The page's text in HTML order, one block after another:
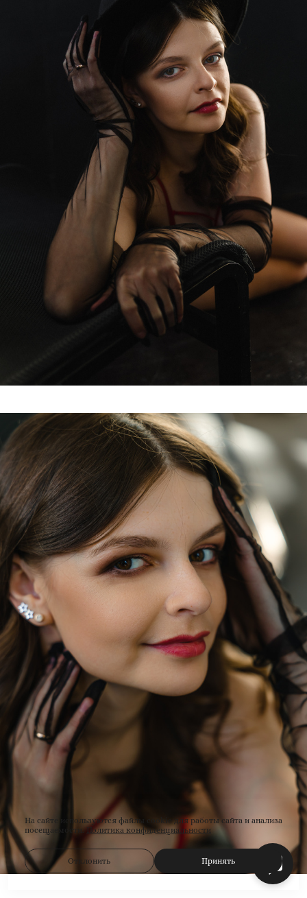
На сайте используются файлы cookie для работы сайта и анализа
посещаемости.Политика конфиденциальности
Отклонить Принять